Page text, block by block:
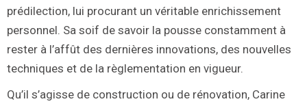
prédilection, lui procurant un véritable enrichissement
personnel. Sa soif de savoir la pousse constamment à
rester à l’affût des dernières innovations, des nouvelles
techniques et de la règlementation en vigueur.
Qu’il s’agisse de construction ou de rénovation, Carine